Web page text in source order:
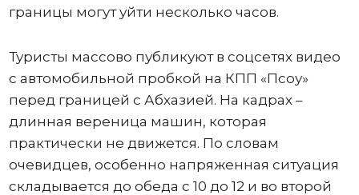
границы могут уйти несколько часов.
Туристы массово публикуют в соцсетях видео
с автомобильной пробкой на КПП «Псоу»
перед границей с Абхазией. На кадрах –
длинная вереница машин, которая
практически не движется. По словам
очевидцев, особенно напряженная ситуация
складывается до обеда с 10 до 12 и во второй